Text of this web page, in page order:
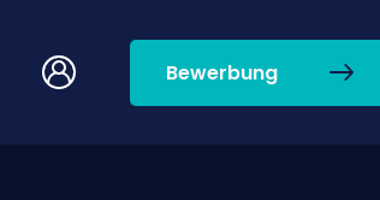
Bewerbung